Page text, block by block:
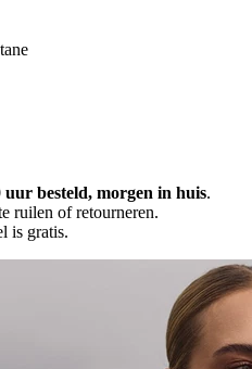
uur besteld, morgen in huis.
ruilen of retourneren.
is gratis.